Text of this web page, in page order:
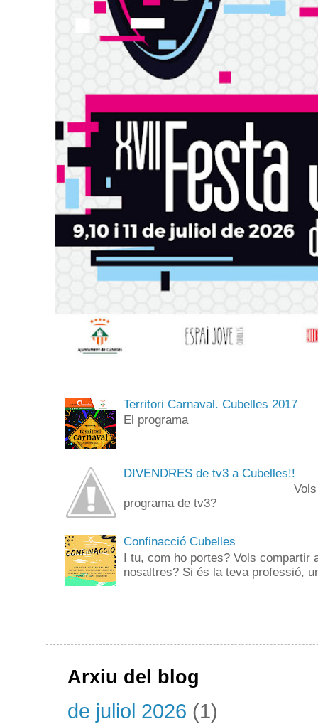
Territori Carnaval. Cubelles 2017
El programa
DIVENDRES de tv3 a Cubelles!!
Vols anar de
programa de tv3?
Confinacció Cubelles
I tu, com ho portes? Vols compartir
nosaltres? Si és la teva professió,
Arxiu del blog
de juliol 2026 (1)